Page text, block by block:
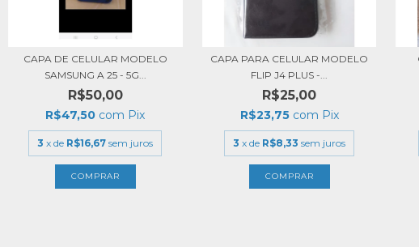
CAPA DE CELULAR MODELO
SAMSUNG A 25 - 5G...
R$50,00
R$47,50 com Pix
3 x de R$16,67 sem juros
CAPA PARA CELULAR MODELO
FLIP J4 PLUS -...
R$25,00
R$23,75 com Pix
3 x de R$8,33 sem juros